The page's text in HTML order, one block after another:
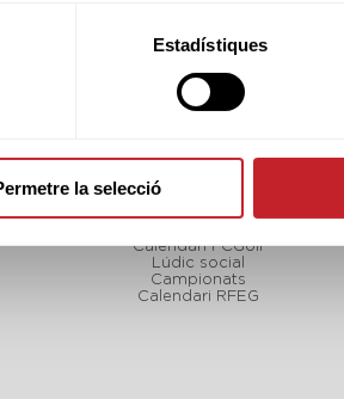
Estadístiques
la selecció
Calendari FCGolf
Lúdic social
Campionats
Calendari RFEG